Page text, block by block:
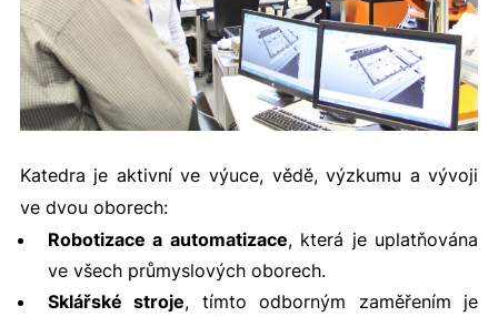
Katedra je aktivní ve výuce, vědě, výzkumu a vývoji
ve dvou oborech:
Robotizace a automatizace, která je uplatňována
ve všech průmyslových oborech.
Sklářské stroje, tímto odborným zaměřením je